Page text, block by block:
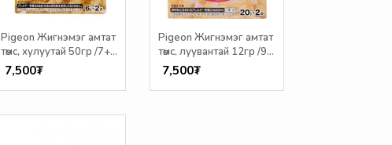
Pigeon Жигнэмэг амтат
төмс, хулуутай 50гр /7+
сар/
7,500₮
Pigeon Жигнэмэг амтат
төмс, луувантай 12гр /9+
сар/
7,500₮